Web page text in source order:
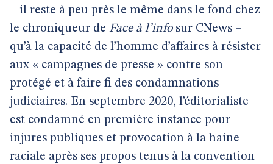
– il reste à peu près le même dans le fond chez
le chroniqueur de Face à l’infosur CNews –
qu’à la capacité de l’homme d’affaires à résister
aux « campagnes de presse » contre son
protégé et à faire fi des condamnations
judiciaires. En septembre 2020, l’éditorialiste
est condamné en première instance pour
injures publiques et provocation à la haine
raciale après ses propos tenus à la convention